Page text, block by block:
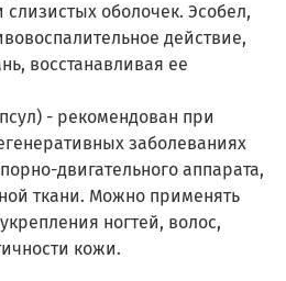
оболочек. Эсобел,
действие,
восстанавливая ее
- рекомендован при
заболеваниях
двигательного аппарата,
ткани. Можно применять
ногтей, волос,
кожи.